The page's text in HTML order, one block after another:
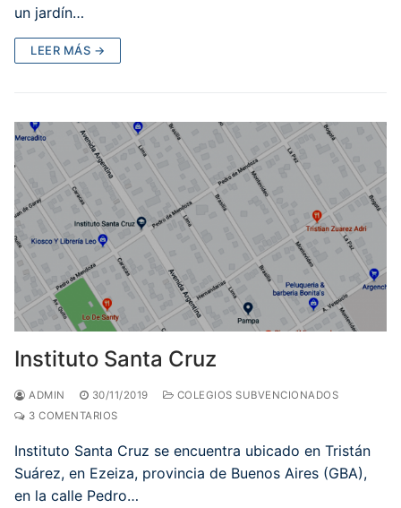
un jardín…
LEER MÁS →
Instituto Santa Cruz
ADMIN 30/11/2019
COLEGIOS SUBVENCIONADOS
3 COMENTARIOS
Instituto Santa Cruz se encuentra ubicado en Tristán
Suárez, en Ezeiza, provincia de Buenos Aires (GBA),
en la calle Pedro…